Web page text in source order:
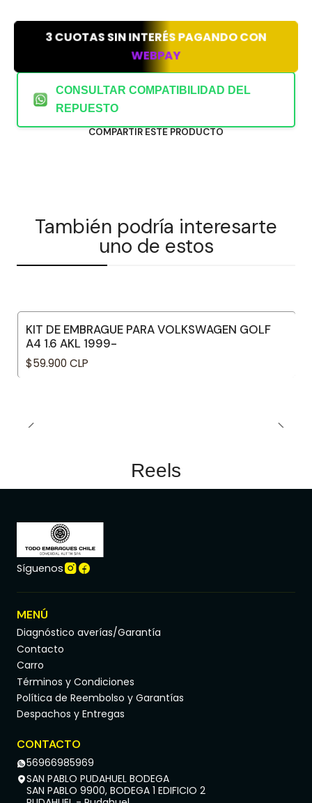
3 CUOTAS SIN INTERÉS PAGANDO CON
WEBPAY
CONSULTAR COMPATIBILIDAD DEL
REPUESTO
COMPARTIR ESTE PRODUCTO
También podría interesarte
uno de estos
KIT DE EMBRAGUE PARA VOLKSWAGEN GOLF
A4 1.6 AKL 1999-
$59.900 CLP
Reels
Síguenos
MENÚ
Diagnóstico averías/Garantía
Contacto
Carro
Términos y Condiciones
Política de Reembolso y Garantías
Despachos y Entregas
CONTACTO
56966985969
SAN PABLO PUDAHUEL BODEGA
SAN PABLO 9900, BODEGA 1 EDIFICIO 2